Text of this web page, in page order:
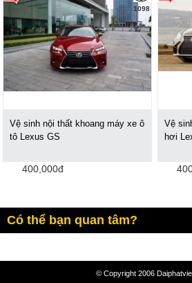
1098
Vệ sinh nội thất khoang máy xe ô
tô Lexus GS
400,000đ
Vệ
hơi
Có thể bạn quan tâm?
© Copyright 2006